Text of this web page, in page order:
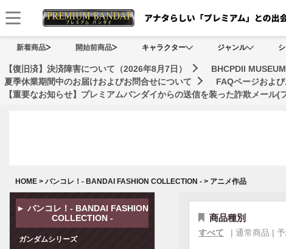
メニュー
新着商品 開始前商品 キャラクター ジャンル
【復旧済】決済障害について（2026年8月7日） BHCPDII
夏季休業期間中のお届けおよびお問合せについて
FAQページおよ
【重要なお知らせ】プレミアムバンダイからの送信を装った詐欺メール
HOME > バンコレ！- BANDAI FASHION COLLECTION - > アニメ作品
商品種別
すべて | 通常商品 |
► バンコレ！- BANDAI FASHION
COLLECTION -
ガンダムシリーズ